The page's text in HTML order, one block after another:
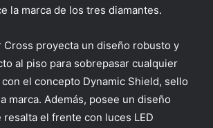
la marca de los tres diamantes.
Cross proyecta un diseño robusto y
al piso para sobrepasar cualquier
el concepto Dynamic Shield, sello
marca. Además, posee un diseño
el frente con luces LED